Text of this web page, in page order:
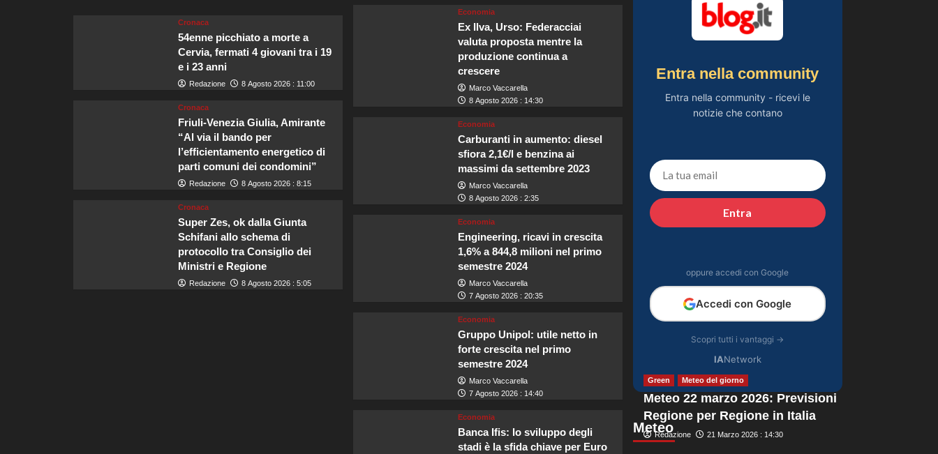
intenso sfogo su
madre e fallimenti
emotivi
Pantaloni bianchi di
Pippa Middleton:
un’alternativa leggera
e accattivante al
svela il terribile
momento in Pronto
Soccorso: “Temevo il
ritorno del tumore.”
Carolina Marconi in
peggio.”
Cronaca
54enne picchiato a morte a
Cervia, fermati 4 giovani tra i 19
e i 23 anni
Redazione 8 Agosto 2026 : 11:00
Cronaca
Friuli-Venezia Giulia, Amirante
“Al via il bando per
l’efficientamento energetico di
parti comuni dei condomini”
Redazione 8 Agosto 2026 : 8:15
Cronaca
Super Zes, ok dalla Giunta
Schifani allo schema di
protocollo tra Consiglio dei
Ministri e Regione
Redazione 8 Agosto 2026 : 5:05
Economia
Ex Ilva, Urso: Federacciai
valuta proposta mentre la
produzione continua a
crescere
Marco Vaccarella
8 Agosto 2026 : 14:30
Economia
Carburanti in aumento: diesel
sfiora 2,1€/l e benzina ai
massimi da settembre 2023
Marco Vaccarella
8 Agosto 2026 : 2:35
Economia
Engineering, ricavi in crescita
1,6% a 844,8 milioni nel primo
semestre 2024
Marco Vaccarella
7 Agosto 2026 : 20:35
Economia
Gruppo Unipol: utile netto in
forte crescita nel primo
semestre 2024
Marco Vaccarella
7 Agosto 2026 : 14:40
Economia
Banca Ifis: lo sviluppo degli
stadi è la sfida chiave per Euro
Entra nella community
Entra nella community - ricevi le
notizie che contano
Entra
oppure accedi con Google
Accedi con Google
Scopri tutti i vantaggi →
IANetwork
Meteo
Green Meteo del giorno
Meteo 22 marzo 2026: Previsioni
Regione per Regione in Italia
Redazione 21 Marzo 2026 : 14:30